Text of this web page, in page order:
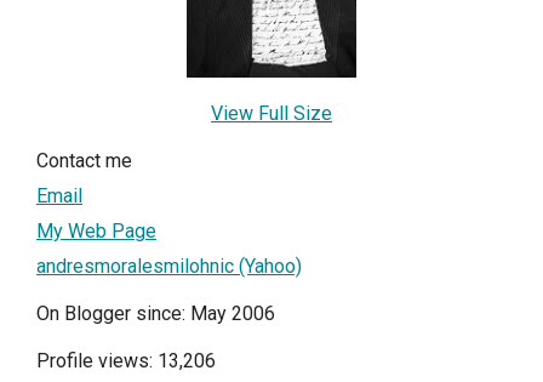
View Full Size
Contact me
Email
My Web Page
andresmoralesmilohnic (Yahoo)
On Blogger since: May 2006
Profile views: 13,206